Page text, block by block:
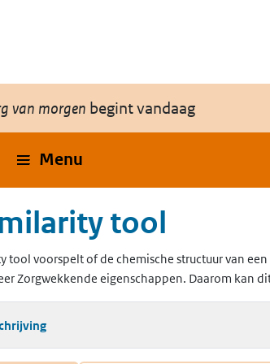
van morgen begint vandaag
Menu
tool
Stoffen)
tool voorspelt of de chemische structuur van
Zorgwekkende eigenschappen. Daarom kan